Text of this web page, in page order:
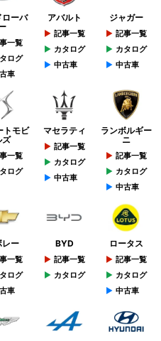
ローバ
一覧
ログ
車
アバルト
記事一覧
カタログ
中古車
ジャガー
記事一覧
カタログ
中古車
トモビ
ズ
一覧
ログ
マセラティ
記事一覧
カタログ
中古車
ランボルギー
ニ
記事一覧
カタログ
中古車
レー
一覧
ログ
車
BYD
記事一覧
カタログ
ロータス
記事一覧
カタログ
中古車